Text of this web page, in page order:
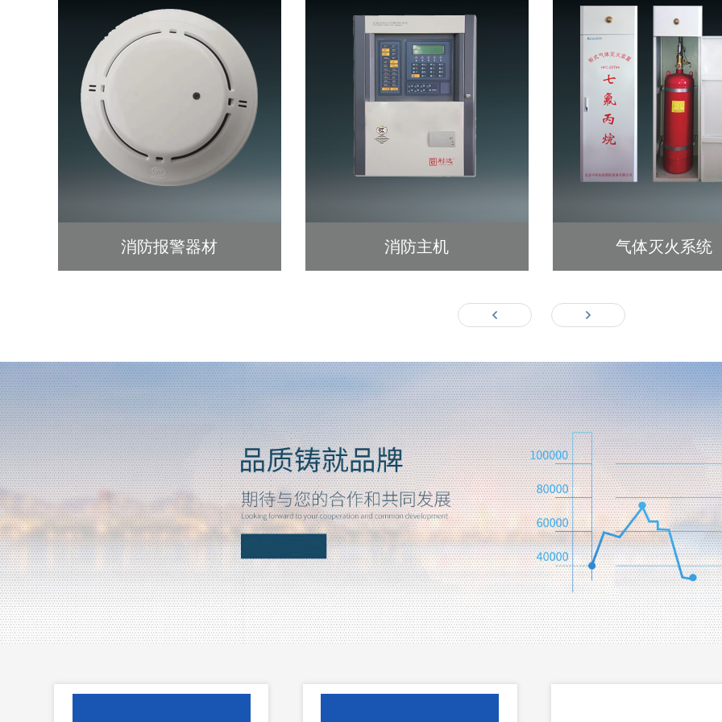
消防报警器材 消防主机 气体灭火系统
电气火灾检测系统
查看详细 >>
防火门监控系统
查看详细 >>
消防电源监控系
查看详细 >>